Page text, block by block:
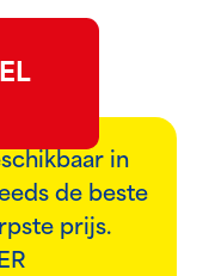
in
de beste
prijs.